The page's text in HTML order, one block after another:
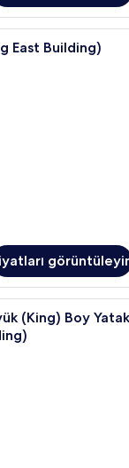
yorgan, güneşlik/
East Building)
Yataklı Oda, 1
(King) Boy